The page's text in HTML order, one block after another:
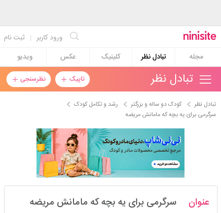
ثبت نام | ورود کاربر
مجله
تبادل نظر کلینیک عکس ویدیو
تاپیک نظرسنجی تبادل نظر
تبادل نظر کودک دو ساله و بزرگتر
رشد و تکامل کودک
سرگرمی برای یه بچه که مامانش مریضه
چاخان_اعظم۱ عنوان سرگرمی برای یه بچه که مامانش مریضه